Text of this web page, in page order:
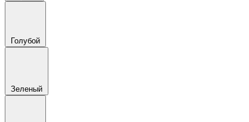
Голубой
Зеленый